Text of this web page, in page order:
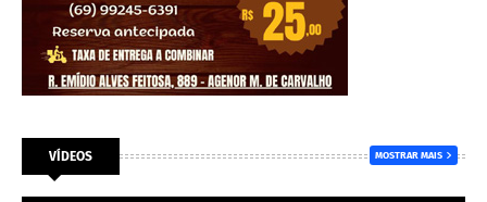
VÍDEOS MOSTRAR MAIS